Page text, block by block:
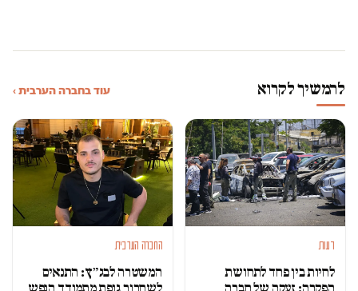
להמשיך לקרוא עוד בחברה הערבית ›
דעות
לחיות בין פחד לתחושת
החברה הערבית
המשטרה לבג״ץ: התנאים